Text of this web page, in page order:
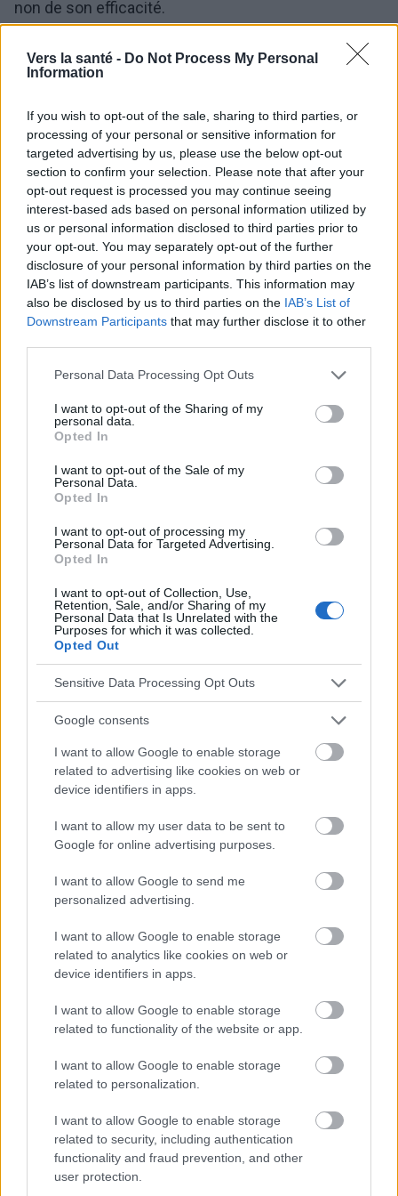
Vers la santé - Do Not Process My Personal
Information
If you wish to opt-out of the sale, sharing to third parties, or
processing of your personal or sensitive information for
targeted advertising by us, please use the below opt-out
section to confirm your selection. Please note that after your
opt-out request is processed you may continue seeing
interest-based ads based on personal information utilized by
us or personal information disclosed to third parties prior to
your opt-out. You may separately opt-out of the further
disclosure of your personal information by third parties on the
IAB’s list of downstream participants. This information may
also be disclosed by us to third parties on the IAB’s List of
Downstream Participants that may further disclose it to other
Please note that this website/app uses one or more Google
not limited to your visit or usage behaviour. You may click to
grant or deny consent to Google and its third-party tags to
use your data for below specified purposes in below Google
consent section.
Personal Data Processing Opt Outs
I want to opt-out of the Sharing of my
personal data.
Opted In
I want to opt-out of the Sale of my
Personal Data.
Opted In
I want to opt-out of processing my
Personal Data for Targeted Advertising.
Opted In
I want to opt-out of Collection, Use,
Retention, Sale, and/or Sharing of my
Personal Data that Is Unrelated with the
Purposes for which it was collected.
Opted Out
Sensitive Data Processing Opt Outs
Google consents
I want to allow Google to enable storage
related to advertising like cookies on web or
device identifiers in apps.
I want to allow my user data to be sent to
Google for online advertising purposes.
I want to allow Google to send me
personalized advertising.
I want to allow Google to enable storage
related to analytics like cookies on web or
device identifiers in apps.
I want to allow Google to enable storage
related to functionality of the website or app.
I want to allow Google to enable storage
related to personalization.
I want to allow Google to enable storage
related to security, including authentication
functionality and fraud prevention, and other
user protection.
non de son efficacité.
Lapratique de la pleine conscience est désignée
comme toute activité qui enseigne les
compétences de la pleine conscience en
augmentant la conscience, l'acceptation des
pensées, des sentiments et des expériences et en
étant "ici et maintenant". Le concept a été popularisé
par le créateur de cette méthode, le Dr Jon Kabat-
Zinn.
Les exercices de pleine conscience comprennent :
faire l'expérience de ses propres expériences.
L'entraînement à la pleine conscience a également
de maladies telles que lestroubles anxieux et
chercheurs soulignent toutefois que l'entraînement
à la pleine conscience n'est pas efficace dans tous
sont sujets à l'anxiété, peuvent même voir leur état
s'aggraver.
Les chercheurs ont constaté que dans la majorité
des études, les participants ont identifié la
combinaison de la pratique de la pleine conscience
et de l'exercice comme la méthode la plus efficace